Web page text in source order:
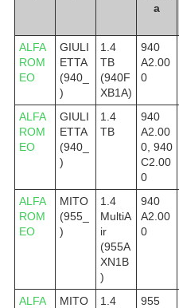
a
ALFA
ROM
EO
GIULI
ETTA
(940_
)
1.4
TB
(940F
XB1A)
940
A2.00
0
ALFA
ROM
EO
GIULI
ETTA
(940_
)
1.4
TB
940
A2.00
0, 940
C2.00
0
ALFA
ROM
EO
MITO
(955_
)
1.4
MultiA
ir
(955A
XN1B
)
940
A2.00
0
ALFA
MITO
1.4
955